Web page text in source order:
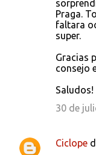
Praga.
faltara
super.
Gracias
consejo
Saludos!
30 de
Ciclope